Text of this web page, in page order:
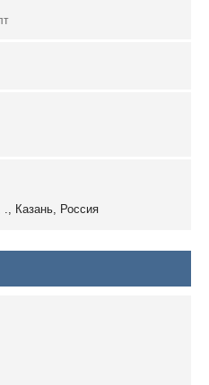
Казань, Россия